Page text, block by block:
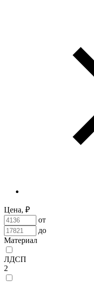
Цена, ₽
от
до
Материал
ЛДСП
2